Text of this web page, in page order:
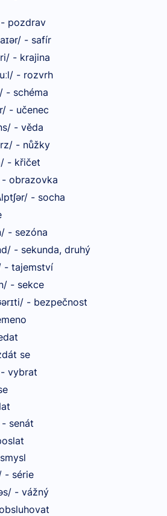
pozdrav
ɪər/ - safír
- krajina
ːl/ - rozvrh
- schéma
- učenec
- věda
- nůžky
- křičet
obrazovka
lptʃər/ - socha
- sezóna
- sekunda, druhý
- tajemství
- sekce
ərɪti/ - bezpečnost
se
vybrat
senát
- série
- vážný